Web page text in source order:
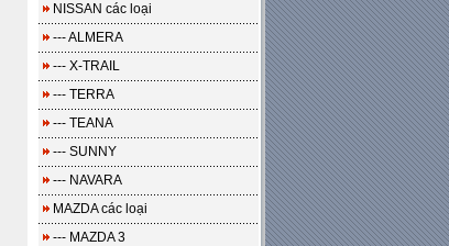
NISSAN các loại
--- ALMERA
--- X-TRAIL
--- TERRA
--- TEANA
--- SUNNY
--- NAVARA
MAZDA các loại
--- MAZDA 3